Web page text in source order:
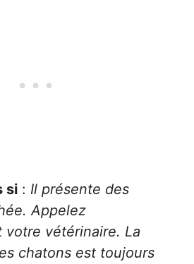
si : Il présente des
Appelez
votre vétérinaire. La
chatons est toujours